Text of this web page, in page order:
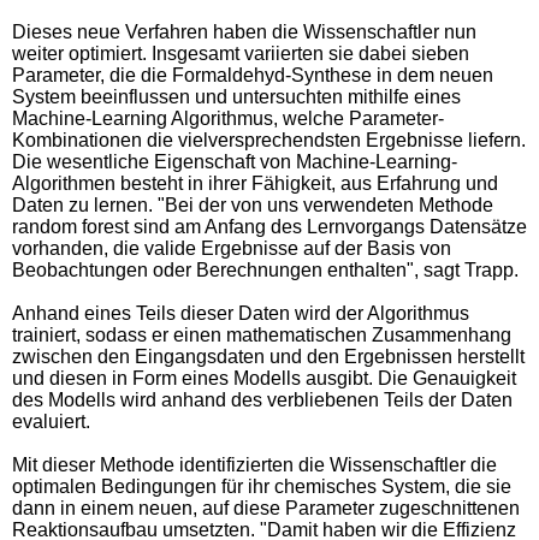
Dieses neue Verfahren haben die Wissenschaftler nun
weiter optimiert. Insgesamt variierten sie dabei sieben
Parameter, die die Formaldehyd-Synthese in dem neuen
System beeinflussen und untersuchten mithilfe eines
Machine-Learning Algorithmus, welche Parameter-
Kombinationen die vielversprechendsten Ergebnisse liefern.
Die wesentliche Eigenschaft von Machine-Learning-
Algorithmen besteht in ihrer Fähigkeit, aus Erfahrung und
Daten zu lernen. "Bei der von uns verwendeten Methode
random forest sind am Anfang des Lernvorgangs Datensätze
vorhanden, die valide Ergebnisse auf der Basis von
Beobachtungen oder Berechnungen enthalten", sagt Trapp.
Anhand eines Teils dieser Daten wird der Algorithmus
trainiert, sodass er einen mathematischen Zusammenhang
zwischen den Eingangsdaten und den Ergebnissen herstellt
und diesen in Form eines Modells ausgibt. Die Genauigkeit
des Modells wird anhand des verbliebenen Teils der Daten
evaluiert.
Mit dieser Methode identifizierten die Wissenschaftler die
optimalen Bedingungen für ihr chemisches System, die sie
dann in einem neuen, auf diese Parameter zugeschnittenen
Reaktionsaufbau umsetzten. "Damit haben wir die Effizienz